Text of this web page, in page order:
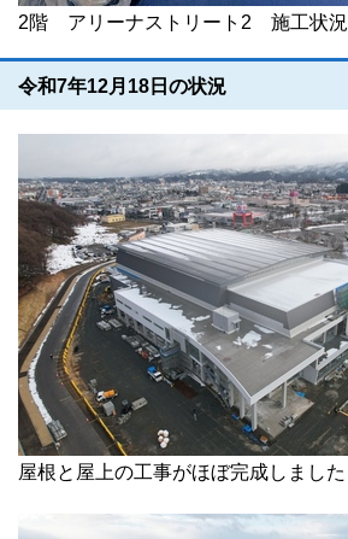
2階 アリーナストリート2 施工状況
令和7年12月18日の状況
屋根と屋上の工事がほぼ完成しました